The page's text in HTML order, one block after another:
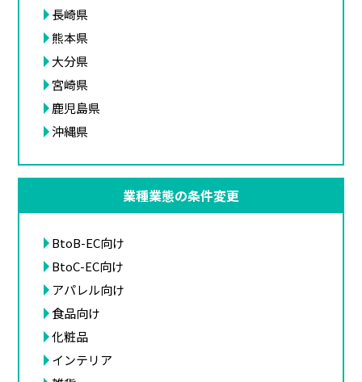
長崎県
熊本県
大分県
宮崎県
鹿児島県
沖縄県
業種業態の条件変更
BtoB-EC向け
BtoC-EC向け
アパレル向け
食品向け
化粧品
インテリア